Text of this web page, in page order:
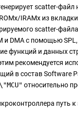
scatter-файл
IRAMx из
scatter-
и DMA с помощью
функций и данных
рекомендуется
в состав Software
относительно
путь